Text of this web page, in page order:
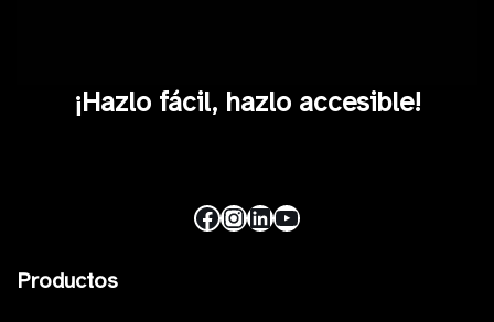
¡Hazlo fácil, hazlo accesible!
Productos